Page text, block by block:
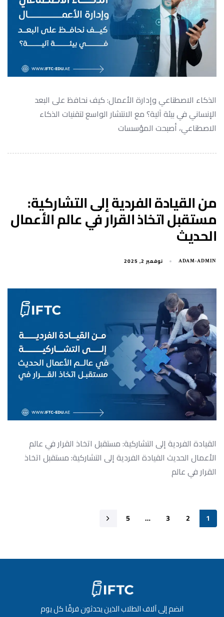
الذكاء الاصطناعي وإدارة الأعمال: كيف نحافظ على البعد
الإنساني في بيئة آلية؟ مع الانتشار الواسع لتقنيات الذكاء
الاصطناعي، أصبحت المؤسسات
من القيادة الفردية إلى التشاركية:
مستقبل اتخاذ القرار في عالم الأعمال
الحديث
ADAM-ADMIN نوفمبر 2, 2025
القيادة الفردية إلى التشاركية: مستقبل اتخاذ القرار في عالم
الأعمال الحديث القيادة الفردية إلى التشاركية: مستقبل اتخاذ
القرار في عالم
1
2
3
…
5
انضم إلى آلاف الطلاب الذين يحدثون فرقًا كل يوم